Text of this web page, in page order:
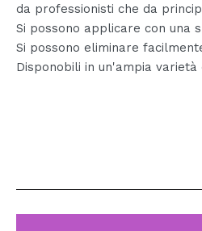
da professionisti che da
Si possono applicare con una
Si possono eliminare
Disponobili in un'ampia varietà